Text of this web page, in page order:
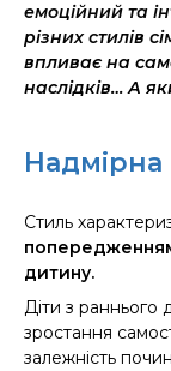
емоційний та
різних стилів
впливає на
наслідків…А я
Надмірна
Стиль
дитину.
Діти з раннього
зростання
залежність